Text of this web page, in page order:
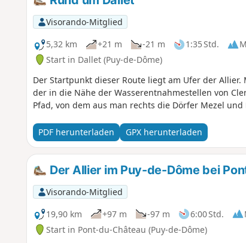
Visorando-Mitglied
5,32 km
+21 m -21 m 1:35 Std.
Start in Dallet (Puy-de-Dôme)
Der Startpunkt dieser Route liegt am Ufer der
der in die Nähe der Wasserentnahmestellen von
Pfad, von dem aus man rechts die Dörfer Mezel
PDF herunterladen GPX herunterladen
Der Allier im Puy-de-Dôme bei
Visorando-Mitglied
19,90 km
+97 m -97 m 6:00 Std.
Start in Pont-du-Château (Puy-de-Dôme)